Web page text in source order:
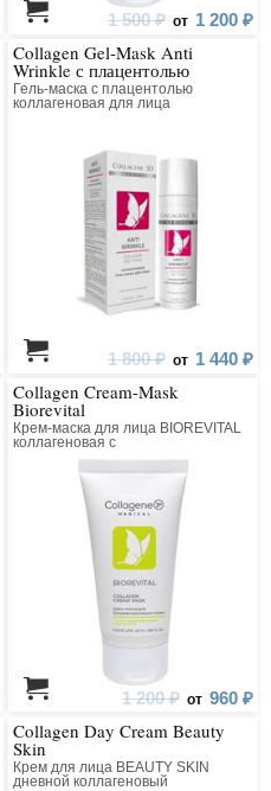
1 500 ₽ от 1 200 ₽
Collagen Gel-Mask Anti
Wrinkle с плацентолью
Гель-маска с плацентолью
коллагеновая для лица
1 800 ₽ от 1 440 ₽
Collagen Cream-Mask
Biorevital
Крем-маска для лица BIOREVITAL
коллагеновая с
восстанавливающим комплексом
1 200 ₽ от 960 ₽
Collagen Day Cream Beauty
Skin
Крем для лица BEAUTY SKIN
дневной коллагеновый